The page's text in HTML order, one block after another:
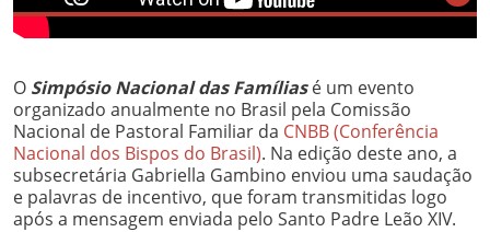
O Simpósio Nacional das Famíliasé um evento
organizado anualmente no Brasil pela Comissão
Nacional de Pastoral Familiar da CNBB (Conferência
Nacional dos Bispos do Brasil). Na edição deste ano, a
subsecretária Gabriella Gambino enviou uma saudação
e palavras de incentivo, que foram transmitidas logo
após a mensagem enviada pelo Santo Padre Leão XIV.